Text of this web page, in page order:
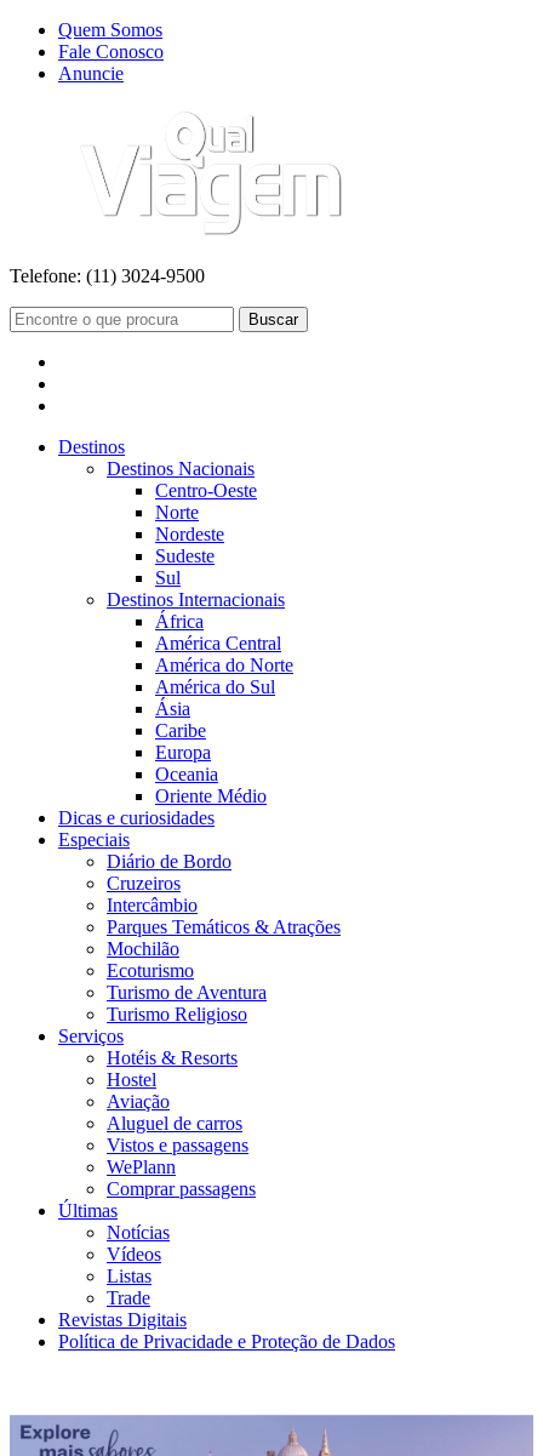
Quem Somos
Fale Conosco
Anuncie
Telefone: (11) 3024-9500
Buscar
Destinos
Destinos Nacionais
Centro-Oeste
Norte
Nordeste
Sudeste
Sul
Destinos Internacionais
África
América Central
América do Norte
América do Sul
Ásia
Caribe
Europa
Oceania
Oriente Médio
Dicas e curiosidades
Especiais
Diário de Bordo
Cruzeiros
Intercâmbio
Parques Temáticos & Atrações
Mochilão
Ecoturismo
Turismo de Aventura
Turismo Religioso
Serviços
Hotéis & Resorts
Hostel
Aviação
Aluguel de carros
Vistos e passagens
WePlann
Comprar passagens
Últimas
Notícias
Vídeos
Listas
Trade
Revistas Digitais
Política de Privacidade e Proteção de Dados